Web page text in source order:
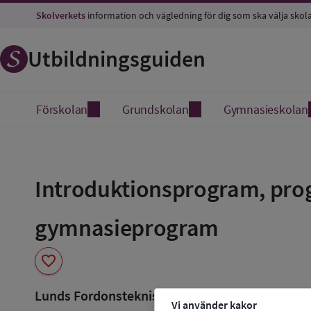
Vi använder kakor
Skolverkets information och vägledning för dig som ska välja
Utbildningsguiden
Förskolan Grundskolan Gymnasieskolan
Introduktionsprogram,
gymnasieprogram
favorite
favorit
Lunds Fordonstekniska Gymn.